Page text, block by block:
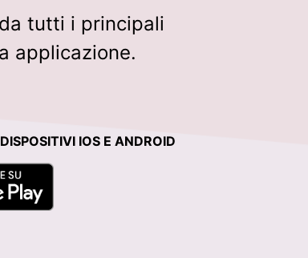
tutti i principali
applicazione.
IOS E ANDROID